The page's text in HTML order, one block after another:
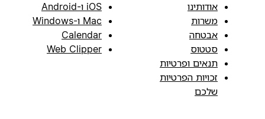
אודותינו
משרות
אבטחה
סטטוס
תנאים ופרטיות
זכויות הפרטיות
שלכם
iOS ו-Android
Mac ו-Windows
Calendar
Web Clipper